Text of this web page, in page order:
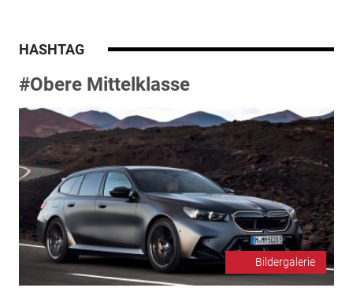
HASHTAG
#Obere Mittelklasse
Bildergalerie